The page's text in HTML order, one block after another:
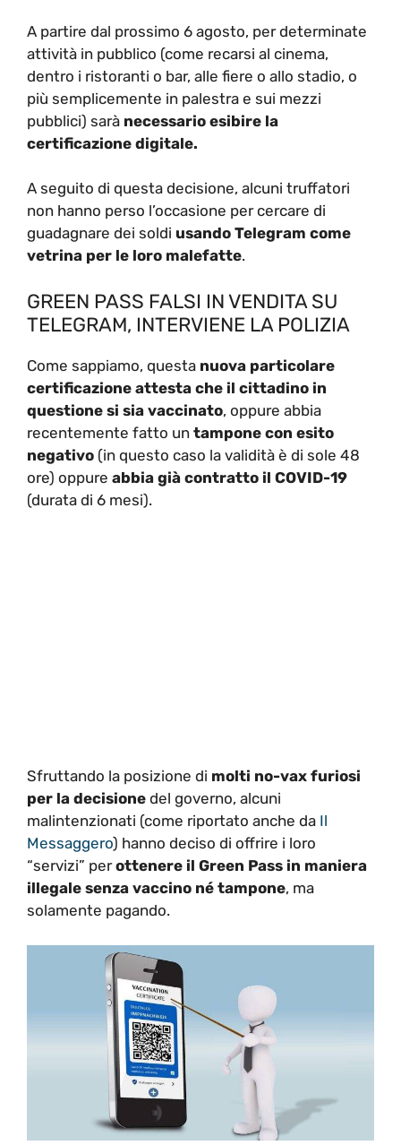
A partire dal prossimo 6 agosto, per determinate
attività in pubblico (come recarsi al cinema,
dentro i ristoranti o bar, alle fiere o allo stadio, o
più semplicemente in palestra e sui mezzi
pubblici) sarà necessario esibire la
certificazione digitale.
A seguito di questa decisione, alcuni truffatori
non hanno perso l’occasione per cercare di
guadagnare dei soldi usando Telegram come
vetrina per le loro malefatte.
GREEN PASS FALSI IN VENDITA SU
TELEGRAM, INTERVIENE LA POLIZIA
Come sappiamo, questa nuova particolare
certificazione attesta che il cittadino in
questione si sia vaccinato, oppure abbia
recentemente fatto un tampone con esito
negativo (in questo caso la validità è di sole 48
ore) oppure abbia già contratto il COVID-19
(durata di 6 mesi).
Sfruttando la posizione di molti no-vax furiosi
per la decisione del governo, alcuni
malintenzionati (come riportato anche da Il
Messaggero) hanno deciso di offrire i loro
“servizi” perottenere il Green Pass in maniera
illegale senza vaccino né tampone, ma
solamente pagando.